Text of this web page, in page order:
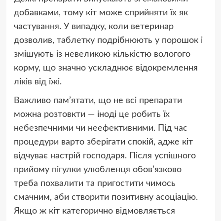
добавками, тому кіт може сприйняти їх як
частування. У випадку, коли ветеринар
дозволив, таблетку подрібнюють у порошок і
змішують із невеликою кількістю вологого
корму, що значно ускладнює відокремлення
ліків від їжі.
Важливо пам’ятати, що не всі препарати
можна розтовкти — іноді це робить їх
небезпечними чи неефективними. Під час
процедури варто зберігати спокій, адже кіт
відчуває настрій господаря. Після успішного
прийому пігулки улюбленця обов’язково
треба похвалити та пригостити чимось
смачним, аби створити позитивну асоціацію.
Якщо ж кіт категорично відмовляється